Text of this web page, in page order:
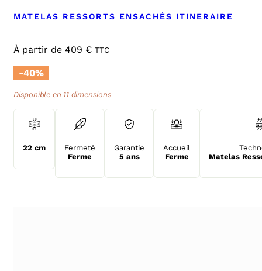
MATELAS RESSORTS ENSACHÉS ITINERAIRE
À partir de 409 € TTC
-40%
Disponible en 11 dimensions
22 cm
Fermeté
Ferme
Garantie
5 ans
Accueil
Ferme
Matelas